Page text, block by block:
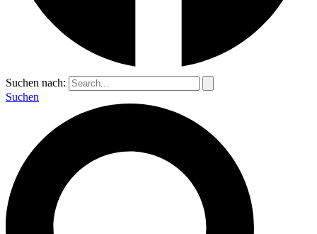
Suchen nach:
Suchen